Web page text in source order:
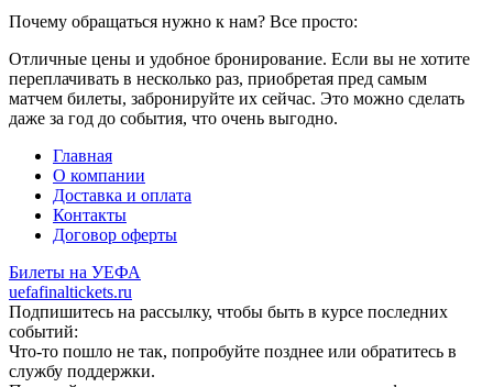
Почему обращаться нужно к нам? Все просто:
Отличные цены и удобное бронирование. Если вы не хотите
переплачивать в несколько раз, приобретая пред самым
матчем билеты, забронируйте их сейчас. Это можно сделать
даже за год до события, что очень выгодно.
Главная
О компании
Доставка и оплата
Контакты
Договор оферты
Билеты на УЕФА
uefafinaltickets.ru
Подпишитесь на рассылку, чтобы быть в курсе последних
событий:
Что-то пошло не так, попробуйте позднее или обратитесь в
службу поддержки.